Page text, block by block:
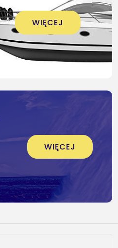
WIĘCEJ
WIĘCEJ